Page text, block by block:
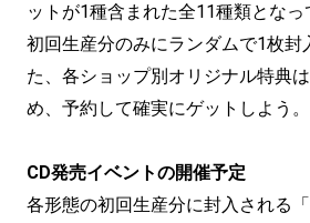
ットが1種含まれた全11種類とな
初回生産分のみにランダムで1枚封
た、各ショップ別オリジナル特典
め、予約して確実にゲットしよう。
CD発売イベントの開催予定
各形態の初回生産分に封入される